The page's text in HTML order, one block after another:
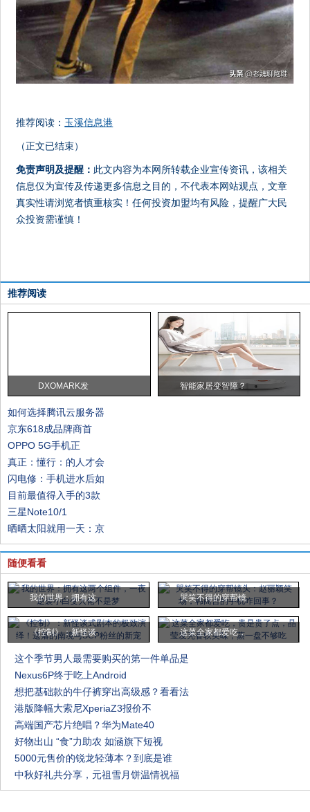
推荐阅读： 玉溪信息港
（正文已结束）
免责声明及提醒： 此文内容为本网所转载企业宣传资讯，该相关
信息仅为宣传及传递更多信息之目的，不代表本网站观点，文章
真实性请浏览者慎重核实！任何投资加盟均有风险，提醒广大民
众投资需谨慎！
推荐阅读
DXOMARK发 智能家居变智障？
如何选择腾讯云服务器
京东618成品牌商首
OPPO 5G手机正
真正：懂行：的人才会
闪电修：手机进水后如
目前最值得入手的3款
三星Note10/1
晒晒太阳就用一天：京
随便看看
我的世界：拥有这 哭笑不得的穿帮镜
《控制》：新怪谈 这菜全家都爱吃，
这个季节男人最需要购买的第一件单品是
Nexus6P终于吃上Android
想把基础款的牛仔裤穿出高级感？看看法
港版降幅大索尼XperiaZ3报价不
高端国产芯片绝唱？华为Mate40
好物出山 “食”力助农 如涵旗下短视
5000元售价的锐龙轻薄本？到底是谁
中秋好礼共分享，元祖雪月饼温情祝福